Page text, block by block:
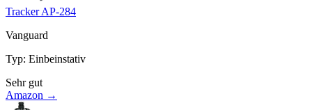
Tracker AP-284
Vanguard
Typ: Einbeinstativ
Sehr gut
Amazon →